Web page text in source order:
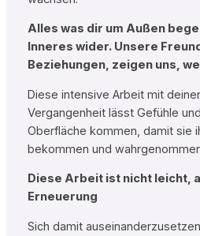
Alles was dir um Außen
Inneres wider. Unsere
Beziehungen, zeigen uns,
Diese intensive Arbeit mit
Vergangenheit lässt Gefühle
Oberfläche kommen, damit sie
bekommen und
Diese Arbeit ist nicht leicht,
Erneuerung
Sich damit